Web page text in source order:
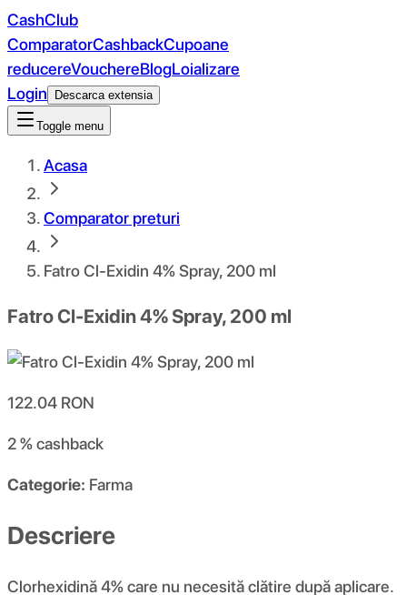
CashClub
ComparatorCashbackCupoane
reducereVouchereBlogLoializare
Login
Descarca extensia
Toggle menu
Acasa
Comparator preturi
Fatro Cl-Exidin 4% Spray, 200 ml
Fatro Cl-Exidin 4% Spray, 200 ml
122.04 RON
2 %cashback
Categorie: Farma
Descriere
Clorhexidină 4% care nu necesită clătire după aplicare.